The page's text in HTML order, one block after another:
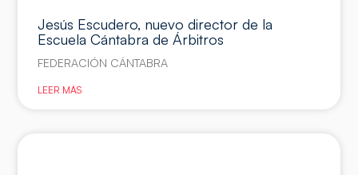
Jesús Escudero, nuevo director de la
Escuela Cántabra de Árbitros
FEDERACIÓN CÁNTABRA
LEER MÁS